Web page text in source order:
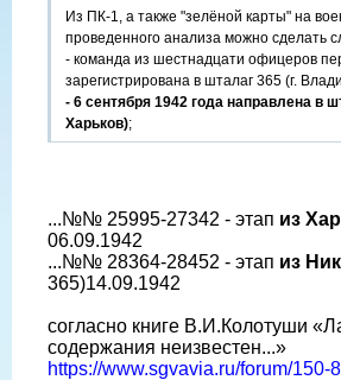
Из ПК-1, а также "зелёной карты" на
проведенного анализа можно сделать
- команда из шестнадцати офицеров
зарегистрирована в шталаг 365 (г.
- 6 сентября 1942 года направлена в
Харьков);
...№№ 25995-27342 - этап из
06.09.1942
...№№ 28364-28452 - этап из
365)14.09.1942
согласно книге В.И.Колотуши
содержания неизвестен...»
https://www.sgvavia.ru/forum/150-